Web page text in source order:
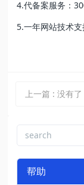
4.代备案服务：
5.一年网站技术
上一篇 :没有了
帮助